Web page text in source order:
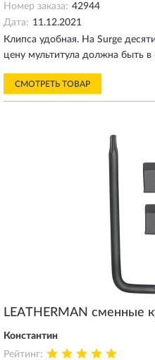
Номер заказа: 42944
Дата: 11.12.2021
Клипса удобная. На Surge
цену мультитула должна быть в
СМОТРЕТЬ ТОВАР
LEATHERMAN сменные
Константин
Рейтинг: